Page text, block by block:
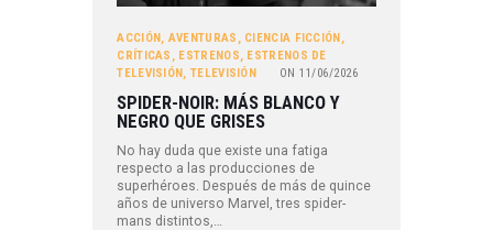
ACCIÓN , AVENTURAS , CIENCIA FICCIÓN ,
CRÍTICAS , ESTRENOS, ESTRENOS DE
TELEVISIÓN , TELEVISIÓN ON 11/06/2026
SPIDER-NOIR: MÁS BLANCO Y
NEGRO QUE GRISES
No hay duda que existe una fatiga
respecto a las producciones de
superhéroes. Después de más de quince
años de universo Marvel, tres spider-
mans distintos,…